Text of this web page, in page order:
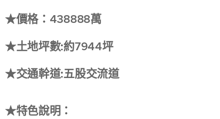
★價格：438888萬
★土地坪數:約7944坪
★交通幹道:五股交流道
★特色說明：